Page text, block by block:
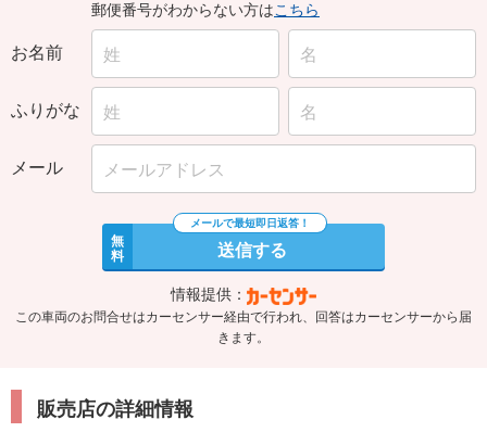
郵便番号がわからない方はこちら
お名前
ふりがな
メール
無
料 送信する
情報提供：
この車両のお問合せはカーセンサー経由で行われ、回答はカーセンサーから届
きます。
販売店の詳細情報